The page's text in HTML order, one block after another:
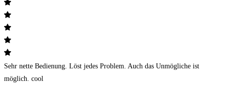
Sehr nette Bedienung. Löst jedes Problem. Auch das Unmögliche ist
möglich. cool